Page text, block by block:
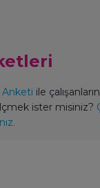
Anketi ile
ister misiniz?